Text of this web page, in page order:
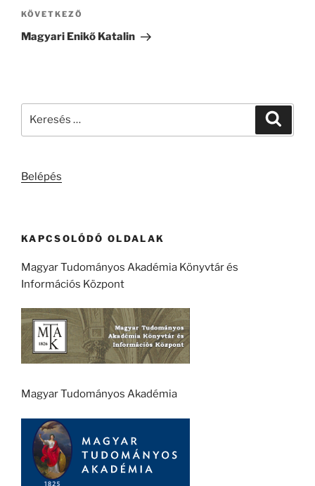
Következő
bejegyzés
KÖVETKEZŐ
Magyari Enikő Katalin
Belépés
KAPCSOLÓDÓ OLDALAK
Magyar Tudományos Akadémia Könyvtár és
Információs Központ
Magyar Tudományos Akadémia